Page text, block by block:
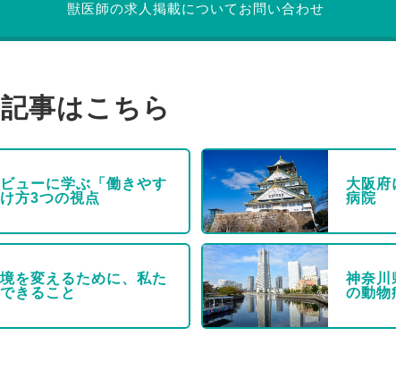
獣医師の求人掲載についてお問い合わせ
事はこちら
ューに学ぶ「働きやす
方3つの視点
大阪府
病院
を変えるために、私た
きること
神奈川
の動物